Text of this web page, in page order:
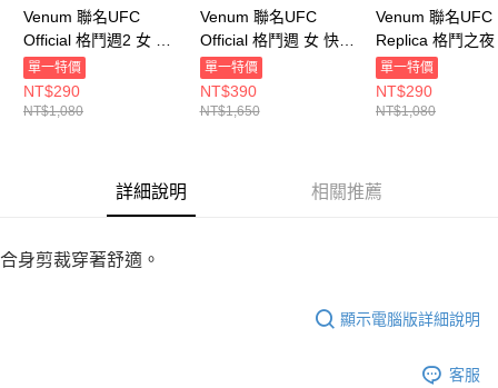
Venum 聯名UFC
Official 格鬥週2 女 短
袖上衣 黑 VNMUFC-
00076-001
單一特價
NT$290
NT$1,080
Venum 聯名UFC
Official 格鬥週 女 快乾
短袖上衣 黑
VNMUFC-00034-001
單一特價
NT$390
NT$1,650
Venum 聯名UFC
Replica 格鬥之夜
短袖上衣 黑
VNMUFC-
單一特價
NT$290
NT$1,080
詳細說明 相關推薦
合身剪裁穿著舒適。
顯示電腦版詳細說明
客服